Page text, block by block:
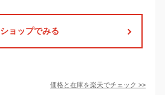
ショップでみる
価格と在庫を楽天でチェック >>